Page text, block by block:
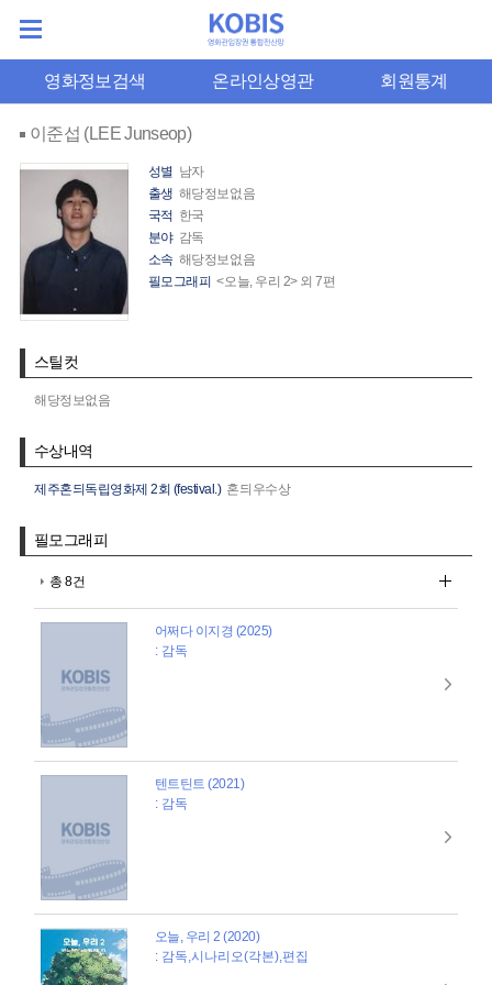
영화정보검색 온라인상영관 회원통계
이준섭 (LEE Junseop)
성별 남자
출생 해당정보없음
국적 한국
분야 감독
소속 해당정보없음
필모그래피 <오늘, 우리 2> 외 7편
스틸컷
해당정보없음
수상내역
제주혼듸독립영화제 2회 (festival.) 혼듸우수상
필모그래피
총 8건
어쩌다 이지경 (2025)
: 감독
텐트틴트 (2021)
: 감독
오늘, 우리 2 (2020)
: 감독,시나리오(각본),편집